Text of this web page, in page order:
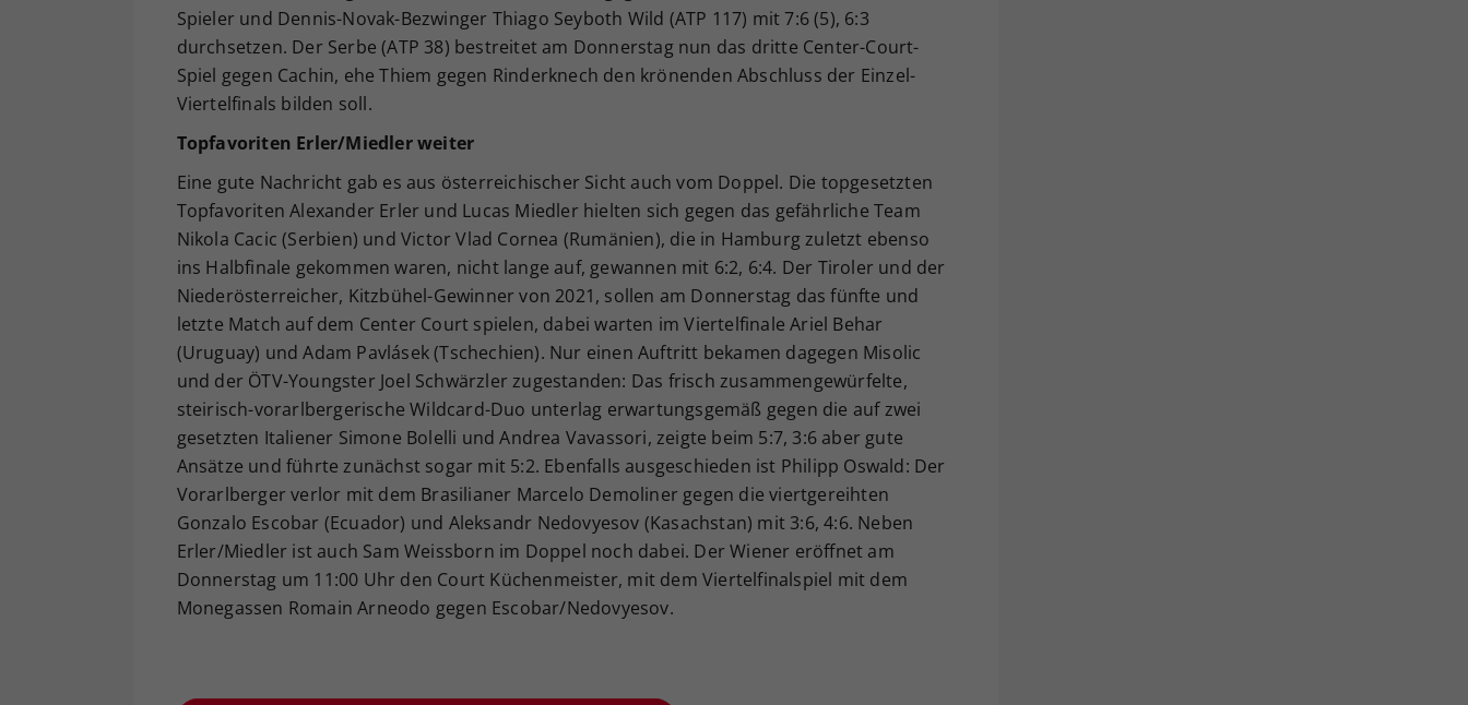
Spieler und Dennis-Novak-Bezwinger Thiago Seyboth Wild (ATP 117) mit 7:6 (5), 6:3
durchsetzen. Der Serbe (ATP 38) bestreitet am Donnerstag nun das dritte Center-Court-
Spiel gegen Cachin, ehe Thiem gegen Rinderknech den krönenden Abschluss der Einzel-
Viertelfinals bilden soll.
Topfavoriten Erler/Miedler weiter
Eine gute Nachricht gab es aus österreichischer Sicht auch vom Doppel. Die topgesetzten
Topfavoriten Alexander Erler und Lucas Miedler hielten sich gegen das gefährliche Team
Nikola Cacic (Serbien) und Victor Vlad Cornea (Rumänien), die in Hamburg zuletzt ebenso
ins Halbfinale gekommen waren, nicht lange auf, gewannen mit 6:2, 6:4. Der Tiroler und der
Niederösterreicher, Kitzbühel-Gewinner von 2021, sollen am Donnerstag das fünfte und
letzte Match auf dem Center Court spielen, dabei warten im Viertelfinale Ariel Behar
(Uruguay) und Adam Pavlásek (Tschechien). Nur einen Auftritt bekamen dagegen Misolic
und der ÖTV-Youngster Joel Schwärzler zugestanden: Das frisch zusammengewürfelte,
steirisch-vorarlbergerische Wildcard-Duo unterlag erwartungsgemäß gegen die auf zwei
gesetzten Italiener Simone Bolelli und Andrea Vavassori, zeigte beim 5:7, 3:6 aber gute
Ansätze und führte zunächst sogar mit 5:2. Ebenfalls ausgeschieden ist Philipp Oswald: Der
Vorarlberger verlor mit dem Brasilianer Marcelo Demoliner gegen die viertgereihten
Gonzalo Escobar (Ecuador) und Aleksandr Nedovyesov (Kasachstan) mit 3:6, 4:6. Neben
Erler/Miedler ist auch Sam Weissborn im Doppel noch dabei. Der Wiener eröffnet am
Donnerstag um 11:00 Uhr den Court Küchenmeister, mit dem Viertelfinalspiel mit dem
Monegassen Romain Arneodo gegen Escobar/Nedovyesov.